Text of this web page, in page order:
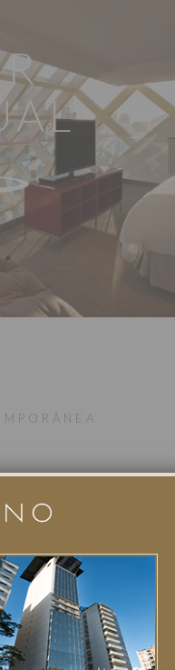
São Paulo
em uma
Casas e